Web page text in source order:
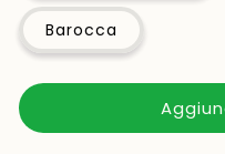
Barocca